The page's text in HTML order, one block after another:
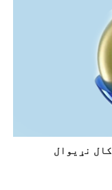
په شينجيانګ کې د ترهګرۍ ضد د ۲۰۲۶ کال نړیوال